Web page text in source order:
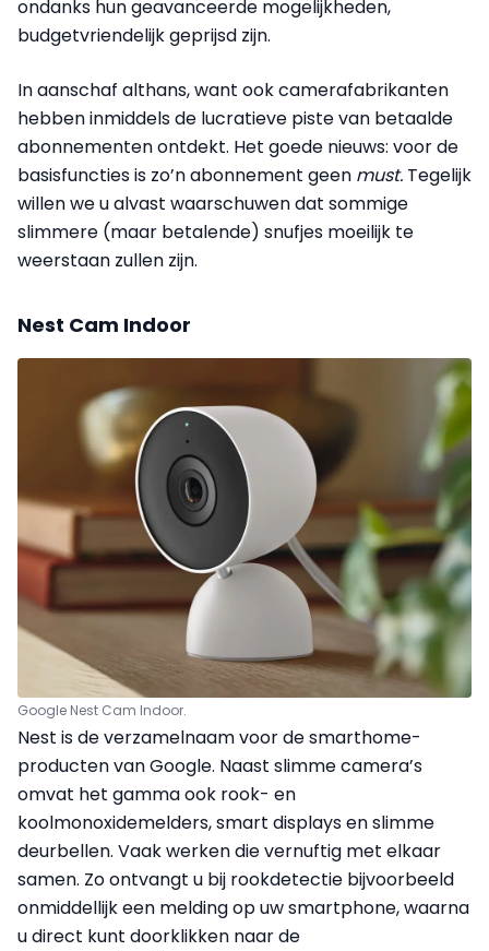
ondanks hun geavanceerde mogelijkheden,
budgetvriendelijk geprijsd zijn.
In aanschaf althans, want ook camerafabrikanten
hebben inmiddels de lucratieve piste van betaalde
abonnementen ontdekt. Het goede nieuws: voor de
basisfuncties is zo’n abonnement geen must. Tegelijk
willen we u alvast waarschuwen dat sommige
slimmere (maar betalende) snufjes moeilijk te
weerstaan zullen zijn.
Nest Cam Indoor
Google Nest Cam Indoor.
Nest is de verzamelnaam voor de smarthome-
producten van Google. Naast slimme camera’s
omvat het gamma ook rook- en
koolmonoxidemelders, smart displays en slimme
deurbellen. Vaak werken die vernuftig met elkaar
samen. Zo ontvangt u bij rookdetectie bijvoorbeeld
onmiddellijk een melding op uw smartphone, waarna
u direct kunt doorklikken naar de